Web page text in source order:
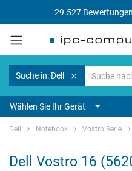
29.527 Bewertungen
Suche in: Dell
Wählen Sie Ihr Gerät
Dell Notebook Vostro Serie
Dell Vostro 16